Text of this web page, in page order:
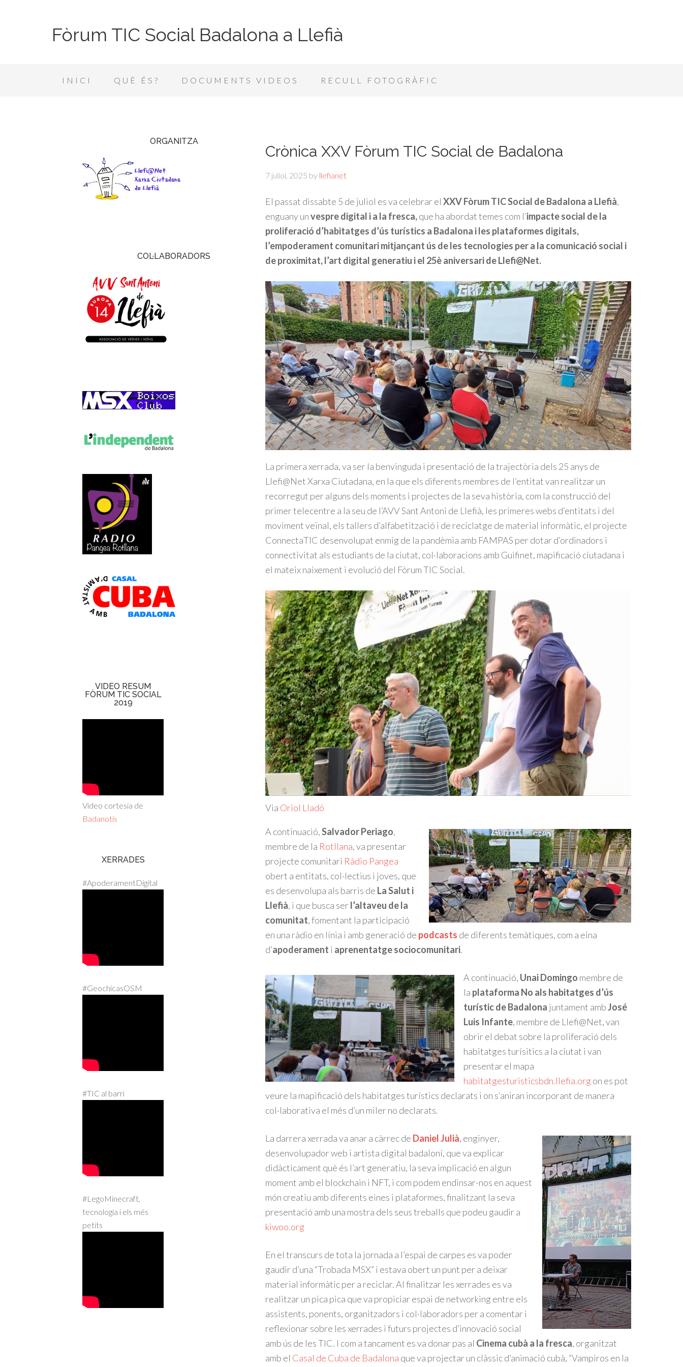
Fòrum TIC Social Badalona a Llefià
INICI QUÈ ÉS? DOCUMENTS VIDEOS RECULL FOTOGRÀFIC
Crònica XXV Fòrum TIC Social de Badalona
7 juliol, 2025 by llefianet
El passat dissabte 5 de juliol es va celebrar el XXV Fòrum TIC Social de Badalona a Llefià,
enguany unvespre digital i a la fresca,que ha abordat temes com l’impacte social de la
proliferació d’habitatges d’ús turístics a Badalona i les plataformes digitals,
l’empoderament comunitari mitjançant ús de les tecnologies per a la comunicació social i
de proximitat, l’art digital generatiu i el 25è aniversari de Llefi@Net.
La primera xerrada, va ser la benvinguda i presentació de la trajectòria dels 25 anys de
Llefi@Net Xarxa Ciutadana, en la que els diferents membres de l’entitat van realitzar un
recorregut per alguns dels moments i projectes de la seva història, com la construcció del
primer telecentre a la seu de l’AVV Sant Antoni de Llefià, les primeres webs d’entitats i del
moviment veïnal, els tallers d’alfabetització i de reciclatge de material informàtic, el projecte
ConnectaTIC desenvolupat enmig de la pandèmia amb FAMPAS per dotar d’ordinadors i
connectivitat als estudiants de la ciutat, col·laboracions amb Guifinet, mapificació ciutadana i
el mateix naixement i evolució del Fòrum TIC Social.
Via Oriol Lladó
A continuació,Salvador Periago,
membre de la Rotllana, va presentar
projecte comunitari Ràdio Pangea
obert a entitats, col·lectius i joves, que
es desenvolupa als barris de La Salut i
Llefià, i que busca serl’altaveu de la
comunitat, fomentant la participació
en una ràdio en línia i amb generació de podcasts de diferents temàtiques, com a eina
d’apoderament i aprenentatge sociocomunitari.
A continuació, Unai Domingo membre de
la plataforma No als habitatges d’ús
turístic de Badalona juntament ambJosé
Luis Infante, membre de Llefi@Net, van
obrir el debat sobre la proliferació dels
habitatges turísitics a la ciutat i van
presentar el mapa
habitatgesturisticsbdn.llefia.org on es pot
veure la mapificació dels habitatges turístics declarats i on s’aniran incorporant de manera
col·laborativa el més d’un miler no declarats.
La darrera xerrada va anar a càrrec de Daniel Julià, enginyer,
desenvolupador web i artista digital badaloní, que va explicar
didàcticament què és l’art generatiu, la seva implicació en algun
moment amb el blockchain i NFT, i com podem endinsar-nos en aquest
món creatiu amb diferents eines i plataformes, finalitzant la seva
presentació amb una mostra dels seus treballs que podeu gaudir a
kiwoo.org
En el transcurs de tota la jornada a l’espai de carpes es va poder
gaudir d’una “Trobada MSX” i estava obert un punt per a deixar
material informàtic per a reciclar. Al finalitzar les xerrades es va
realitzar un pica pica que va propiciar espai de networking entre els
assistents, ponents, organitzadors i col·laboradors per a comentar i
reflexionar sobre les xerrades i futurs projectes d’innovació social
amb ús de les TIC. I com a tancament es va donar pas al Cinema cubà a la fresca, organitzat
amb el Casal de Cuba de Badalona que va projectar un clàssic d’animació cubà, “Vampiros en la
ORGANITZA
COL·LABORADORS
VIDEO RESUM
FÒRUM TIC SOCIAL
2019
Video cortesia de
Badanotis
XERRADES
#ApoderamentDigital
#GeochicasOSM
#TIC al barri
#LegoMinecraft,
tecnologia i els més
petits